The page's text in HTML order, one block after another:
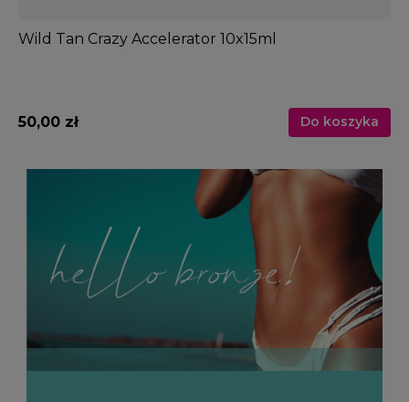
Wild Tan Crazy Accelerator 10x15ml
50,00 zł Do koszyka